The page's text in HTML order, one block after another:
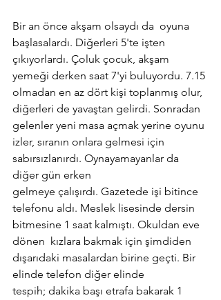
Bir an önce akşam olsaydı da  oyuna
başlasalardı. Diğerleri 5'te işten
çıkıyorlardı. Çoluk çocuk, akşam
yemeği derken saat 7'yi buluyordu. 7.15
olmadan en az dört kişi toplanmış olur,
diğerleri de yavaştan gelirdi. Sonradan
gelenler yeni masa açmak yerine oyunu
izler, sıranın onlara gelmesi için
sabırsızlanırdı. Oynayamayanlar da
diğer gün erken
gelmeye çalışırdı. Gazetede işi bitince
telefonu aldı. Meslek lisesinde dersin
bitmesine 1 saat kalmıştı. Okuldan eve
dönen  kızlara bakmak için şimdiden
dışarıdaki masalardan birine geçti. Bir
elinde telefon diğer elinde
tespih; dakika başı etrafa bakarak 1